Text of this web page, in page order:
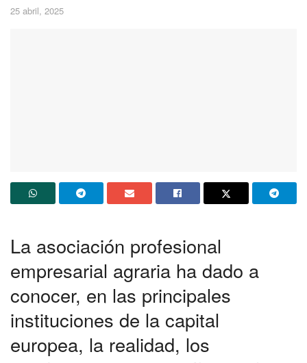
25 abril, 2025
La asociación profesional
empresarial agraria ha dado a
conocer, en las principales
instituciones de la capital
europea, la realidad, los